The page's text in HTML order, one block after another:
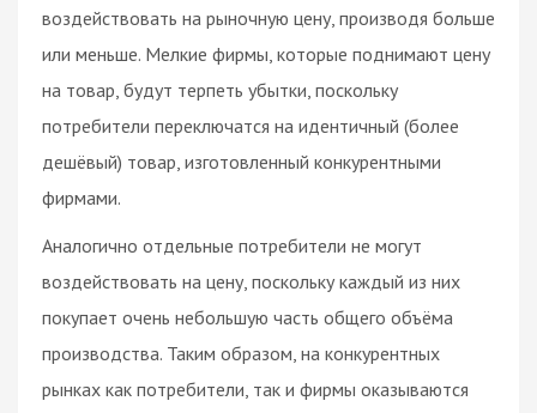
воздействовать на рыночную цену, производя больше
или меньше. Мелкие фирмы, которые поднимают цену
на товар, будут терпеть убытки, поскольку
потребители переключатся на идентичный (более
дешёвый) товар, изготовленный конкурентными
фирмами.
Аналогично отдельные потребители не могут
воздействовать на цену, поскольку каждый из них
покупает очень небольшую часть общего объёма
производства. Таким образом, на конкурентных
рынках как потребители, так и фирмы оказываются